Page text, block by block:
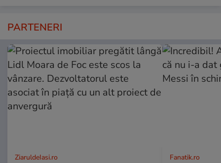
PARTENERI
ZiaruldeIasi.ro Fanatik.ro